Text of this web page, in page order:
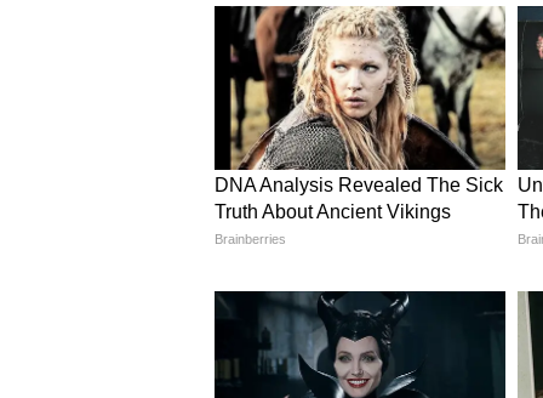
একজন নিউরোলজিস্ট বিশেষজ্ঞ
মেমরি লস নিয়ে আসেন। MRI-তে
দিলেন “ব্রেন প্রেসক্রিপশন”। রোজ
হারমোনিয়াম, রবিবার পাড়ার
হিপোক্যাম্পাস ৩% বড় হয়েছে।
অভ্যাস দিলে ব্রেন মালিক হয়,”
রিসার্চ কী বলছে?
Lancet-এর ২০২০ রিপোর্ট - ৪০%
১২টা রিস্ক ফ্যাক্টর - তার মধ্যে
অ্যালকোহল, ওবেসিটি, ধূমপান,
ডায়াবেটিস, হাইপারটেনশন,